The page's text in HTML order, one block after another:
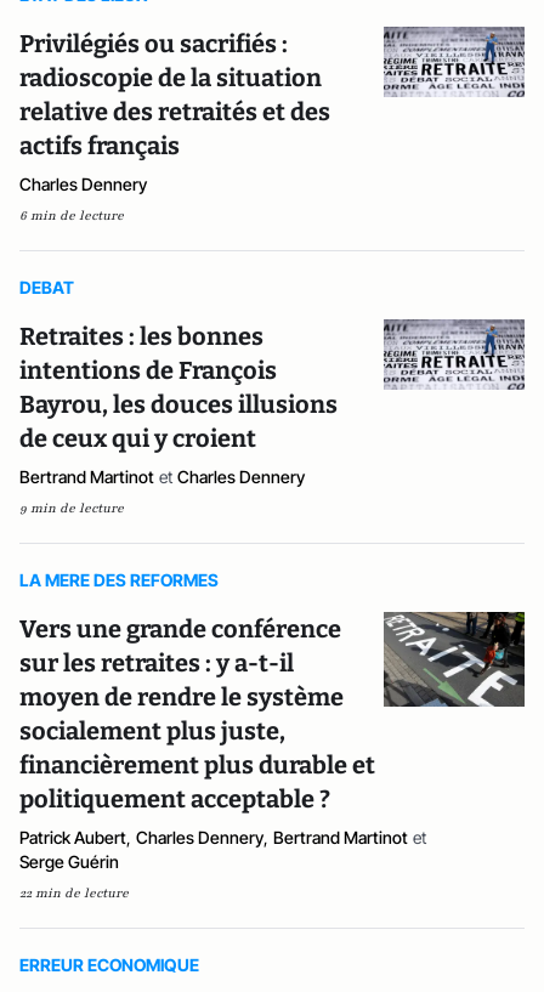
Privilégiés ou sacrifiés :
radioscopie de la situation
relative des retraités et des
actifs français
Charles Dennery
6 min de lecture
DEBAT
Retraites : les bonnes
intentions de François
Bayrou, les douces illusions
de ceux qui y croient
Bertrand Martinot et Charles Dennery
9 min de lecture
LA MERE DES REFORMES
Vers une grande conférence
sur les retraites : y a-t-il
moyen de rendre le système
socialement plus juste,
financièrement plus durable et
politiquement acceptable ?
Patrick Aubert, Charles Dennery, Bertrand Martinot et
Serge Guérin
22 min de lecture
ERREUR ECONOMIQUE